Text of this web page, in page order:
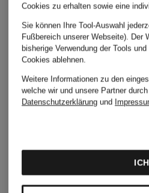
HEY
MARLY
Taschen
Cookies zu erhalten sowie eine
Sie können Ihre Tool-Auswahl
Fußbereich unserer Webseite). Der
bisherige Verwendung der Tools
Cookies ablehnen.
Weitere Informationen zu den
welche wir und unsere Partner
Datenschutzerklärung und